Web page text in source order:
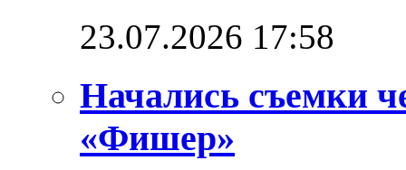
23.07.2026 17:58
Начались съемки
«Фишер»